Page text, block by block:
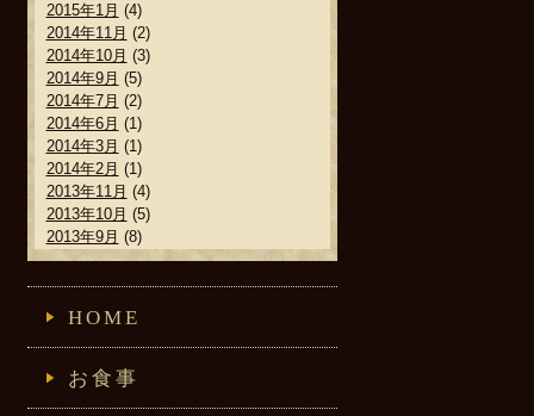
2015年1月 (4)
2014年11月 (2)
2014年10月 (3)
2014年9月 (5)
2014年7月 (2)
2014年6月 (1)
2014年3月 (1)
2014年2月 (1)
2013年11月 (4)
2013年10月 (5)
2013年9月 (8)
HOME
お食事